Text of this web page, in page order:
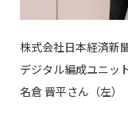
株式会社日本経済新
デジタル編成ユニッ
名倉 晋平さん（左）